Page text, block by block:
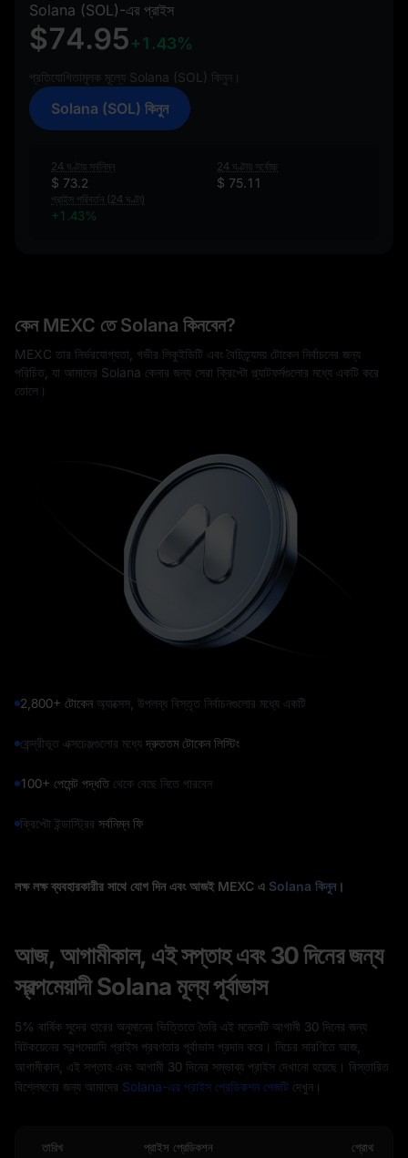
Solana (SOL)-এর প্রাইস
$74.95+1.43%
প্রতিযোগিতামূলক মূল্যে Solana (SOL) কিনুন।
Solana (SOL) কিনুন
24 ঘণ্টায় সর্বনিম্ন
$ 73.2
24 ঘণ্টায় সর্বোচ্চ
$ 75.11
প্রাইস পরিবর্তন (24 ঘণ্টা)
+1.43%
কেন MEXC তে Solana কিনবেন?
MEXC তার নির্ভরযোগ্যতা, গভীর লিকুইডিটি এবং বৈচিত্র্যময় টোকেন নির্বাচনের জন্য
পরিচিত, যা আমাদের Solana কেনার জন্য সেরা ক্রিপ্টো প্ল্যাটফর্মগুলোর মধ্যে একটি করে
তোলে।
2,800+ টোকেন অ্যাক্সেস, উপলব্ধ বিস্তৃত নির্বাচনগুলোর মধ্যে একটি
কেন্দ্রীভূত এক্সচেঞ্জগুলোর মধ্যে দ্রুততম টোকেন লিস্টিং
100+ পেমেন্ট পদ্ধতি থেকে বেছে নিতে পারবেন
ক্রিপ্টো ইন্ডাস্ট্রির সর্বনিম্ন ফি
লক্ষ লক্ষ ব্যবহারকারীর সাথে যোগ দিন এবং আজই MEXC এ Solana কিনুন।
আজ, আগামীকাল, এই সপ্তাহ এবং 30 দিনের জন্য
স্বল্পমেয়াদী Solana মূল্য পূর্বাভাস
5% বার্ষিক সুদের হারের অনুমানের ভিত্তিতে তৈরি এই মডেলটি আগামী 30 দিনের জন্য
বিটকয়েনের স্বল্পমেয়াদি প্রাইস প্রবণতার পূর্বাভাস প্রদান করে। নিচের সারণিতে আজ,
আগামীকাল, এই সপ্তাহ এবং আগামী 30 দিনের সম্ভাব্য প্রাইস দেখানো হয়েছে। বিস্তারিত
বিশ্লেষণের জন্য আমাদের Solana-এর প্রাইস প্রেডিকশন পেজটি দেখুন।
তারিখ প্রাইস প্রেডিকশন গ্রোথ